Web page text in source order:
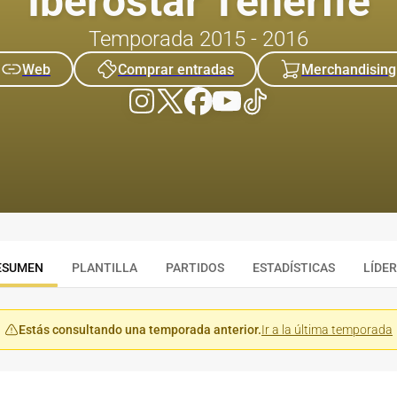
Temporada 2015 - 2016
Web Comprar entradas Merchandising
PLANTILLA PARTIDOS ESTADÍSTICAS
Estás consultando una temporada anterior.Ir a la última temporada